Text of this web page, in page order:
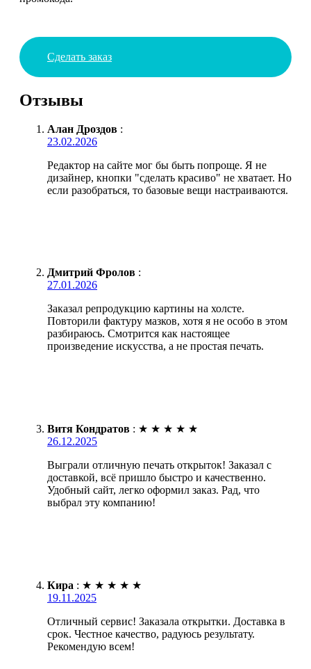
Сделать заказ
Отзывы
Алан Дроздов :
23.02.2026
Редактор на сайте мог бы быть попроще. Я не
дизайнер, кнопки "сделать красиво" не хватает. Но
если разобраться, то базовые вещи настраиваются.
Дмитрий Фролов :
27.01.2026
Заказал репродукцию картины на холсте.
Повторили фактуру мазков, хотя я не особо в этом
разбираюсь. Смотрится как настоящее
произведение искусства, а не простая печать.
Витя Кондратов : ★ ★ ★ ★ ★
26.12.2025
Выграли отличную печать открыток! Заказал с
доставкой, всё пришло быстро и качественно.
Удобный сайт, легко оформил заказ. Рад, что
выбрал эту компанию!
Кира : ★ ★ ★ ★ ★
19.11.2025
Отличный сервис! Заказала открытки. Доставка в
срок. Честное качество, радуюсь результату.
Рекомендую всем!